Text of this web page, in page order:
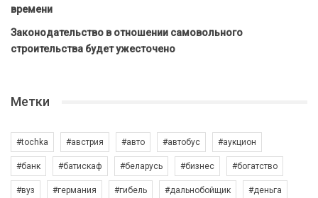
времени
Законодательство в отношении самовольного
строительства будет ужесточено
Метки
#tochka #австрия #авто #автобус #аукцион
#банк #батискаф #беларусь #бизнес #богатство
#вуз #германия #гибель #дальнобойщик #деньга